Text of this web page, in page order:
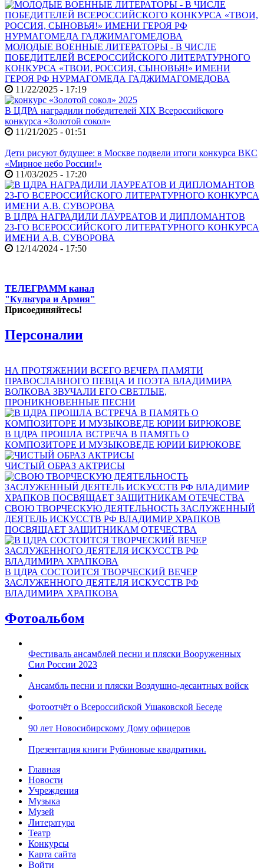
МОЛОДЫЕ ВОЕННЫЕ ЛИТЕРАТОРЫ - В ЧИСЛЕ
ПОБЕДИТЕЛЕЙ ВСЕРОССИЙСКОГО ЛИТЕРАТУРНОГО
КОНКУРСА «ТВОИ, РОССИЯ, СЫНОВЬЯ!» ИМЕНИ
ГЕРОЯ РФ НУРМАГОМЕДА ГАДЖИМАГОМЕДОВА
11/22/2025 - 17:19
В ЦДРА наградили победителей XIX Всероссийского
конкурса «Золотой сокол»
11/21/2025 - 01:51
Дети рисуют будущее: в Москве подвели итоги конкурса ВКС
«Мирное небо России!»
11/03/2025 - 17:20
В ЦДРА НАГРАДИЛИ ЛАУРЕАТОВ И ДИПЛОМАНТОВ
23-ГО ВСЕРОССИЙСКОГО ЛИТЕРАТУРНОГО КОНКУРСА
ИМЕНИ А.В. СУВОРОВА
12/14/2024 - 17:50
ТЕЛЕГРАММ канал
"Культура и Армия"
Присоединяйтесь!
Персоналии
НА ПРОТЯЖЕНИИ ВСЕГО ВЕЧЕРА ПАМЯТИ
ПРАВОСЛАВНОГО ПЕВЦА И ПОЭТА ВЛАДИМИРА
ВОЛКОВА ЗВУЧАЛИ ЕГО СВЕТЛЫЕ,
ПРОНИКНОВЕННЫЕ ПЕСНИ
В ЦДРА ПРОШЛА ВСТРЕЧА В ПАМЯТЬ О
КОМПОЗИТОРЕ И МУЗЫКОВЕДЕ ЮРИИ БИРЮКОВЕ
ЧИСТЫЙ ОБРАЗ АКТРИСЫ
СВОЮ ТВОРЧЕСКУЮ ДЕЯТЕЛЬНОСТЬ ЗАСЛУЖЕННЫЙ
ДЕЯТЕЛЬ ИСКУССТВ РФ ВЛАДИМИР ХРАПКОВ
ПОСВЯЩАЕТ ЗАЩИТНИКАМ ОТЕЧЕСТВА
В ЦДРА СОСТОИТСЯ ТВОРЧЕСКИЙ ВЕЧЕР
ЗАСЛУЖЕННОГО ДЕЯТЕЛЯ ИСКУССТВ РФ
ВЛАДИМИРА ХРАПКОВА
Фотоальбом
Фестиваль ансамблей песни и пляски Вооруженных
Сил России 2023
Ансамбль песни и пляски Воздушно-десантных войск
Фотоотчёт о Всероссийской Ушаковской Беседе
90 лет Новосибирскому Дому офицеров
Презентация книги Рубиновые квадратики.
Главная
Новости
Учреждения
Музыка
Музей
Литература
Театр
Конкурсы
Карта сайта
Войти